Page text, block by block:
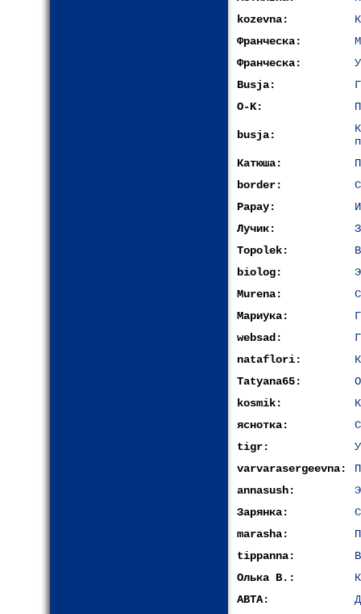
kozevna:
Франческа:
Франческа:
Busja:
O-K:
busja:
Катюша:
border:
Papay:
Лучик:
Topolek:
biolog:
Murena:
Мариука:
websad:
nataflori:
Tatyana65:
kosmik:
яснотка:
tigr:
varvarasergeevna:
annasush:
Зарянка:
marasha:
tippanna:
Олька В.:
АВТА: